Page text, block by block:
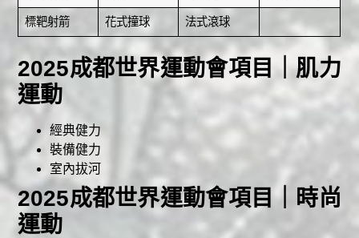
標靶射箭 花式撞球 法式滾球
2025成都世界運動會項目｜肌力
運動
經典健力
裝備健力
室內拔河
2025成都世界運動會項目｜時尚
運動